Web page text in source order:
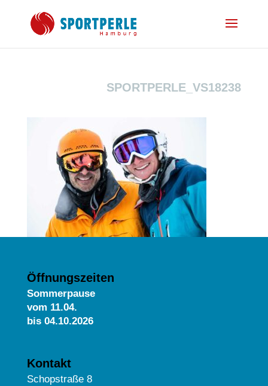
SPORTPERLE_VS18238
Öffnungszeiten
Sommerpause
vom 11.04.
bis 04.10.2026
Kontakt
Schopstraße 8